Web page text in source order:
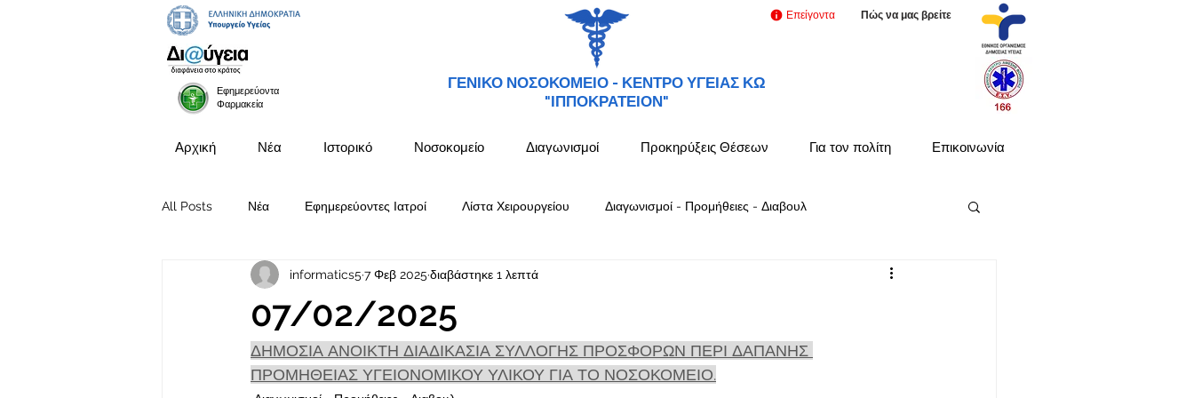
Εφημερεύοντα
Φαρμακεία
ΓΕΝΙΚΟ ΝΟΣΟΚΟΜΕΙΟ - ΚΕΝΤΡΟ ΥΓΕΙΑΣ ΚΩ
"ΙΠΠΟΚΡΑΤΕΙΟΝ"
Επείγοντα Πώς να μας βρείτε
Αρχική Νέα Ιστορικό Νοσοκομείο Διαγωνισμοί Προκηρύξεις Θέσεων Για τον πολίτη Επικοινωνία
All Posts Νέα Εφημερεύοντες Ιατροί Λίστα Χειρουργείου Διαγωνισμοί - Προμήθειες - Διαβουλ
Προκηρύξεις Θέσεων
07/02/2025
informatics5 7 Φεβ 2025 διαβάστηκε 1 λεπτά
ΔΗΜΟΣΙΑ ΑΝΟΙΚΤΗ ΔΙΑΔΙΚΑΣΙΑ ΣΥΛΛΟΓΗΣ ΠΡΟΣΦΟΡΩΝ ΠΕΡΙ ΔΑΠΑΝΗΣ
ΠΡΟΜΗΘΕΙΑΣ ΥΓΕΙΟΝΟΜΙΚΟΥ ΥΛΙΚΟΥ ΓΙΑ ΤΟ ΝΟΣΟΚΟΜΕΙΟ.